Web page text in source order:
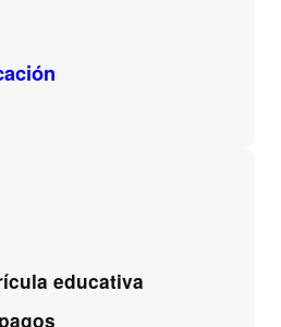
educativa